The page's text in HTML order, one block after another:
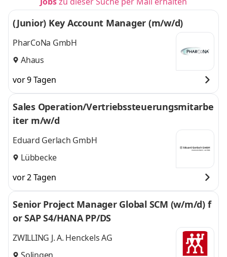
(Junior) Key Account Manager (m/w/d)
PharCoNa GmbH
Ahaus
vor 9 Tagen
Sales Operation/Vertriebssteuerungsmitarbe
iter m/w/d
Eduard Gerlach GmbH
Lübbecke
vor 2 Tagen
Senior Project Manager Global SCM (w/m/d) f
or SAP S4/HANA PP/DS
ZWILLING J. A. Henckels AG